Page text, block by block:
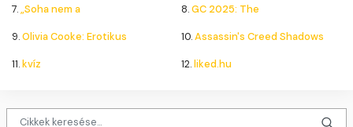
7.„Soha nem a 8.GC 2025: The
9.Olivia Cooke: Erotikus 10.Assassin's Creed Shadows
11.kvíz 12.liked.hu